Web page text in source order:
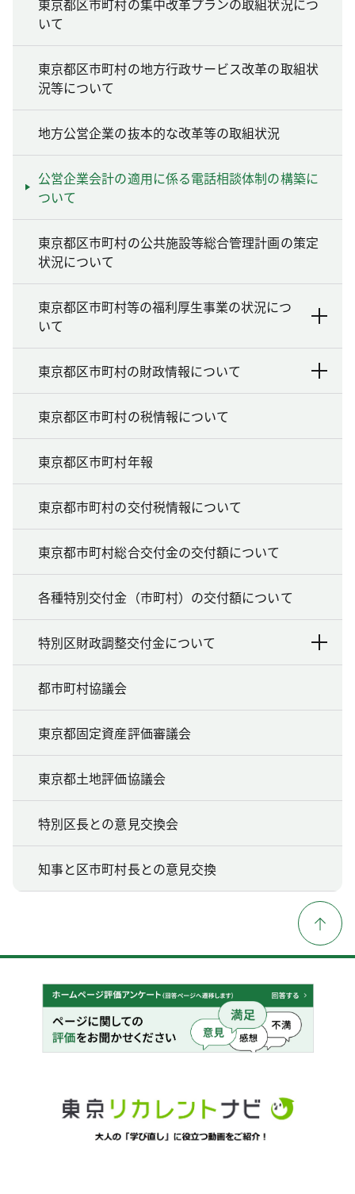
いて
東京都区市町村の地方行政サービス改革の取組状
況等について
地方公営企業の抜本的な改革等の取組状況
公営企業会計の適用に係る電話相談体制の構築に
ついて
東京都区市町村の公共施設等総合管理計画の策定
状況について
東京都区市町村等の福利厚生事業の状況につ
いて
東京都区市町村の財政情報について
東京都区市町村の税情報について
東京都区市町村年報
東京都市町村の交付税情報について
東京都市町村総合交付金の交付額について
各種特別交付金（市町村）の交付額について
特別区財政調整交付金について
都市町村協議会
東京都固定資産評価審議会
東京都土地評価協議会
特別区長との意見交換会
知事と区市町村長との意見交換